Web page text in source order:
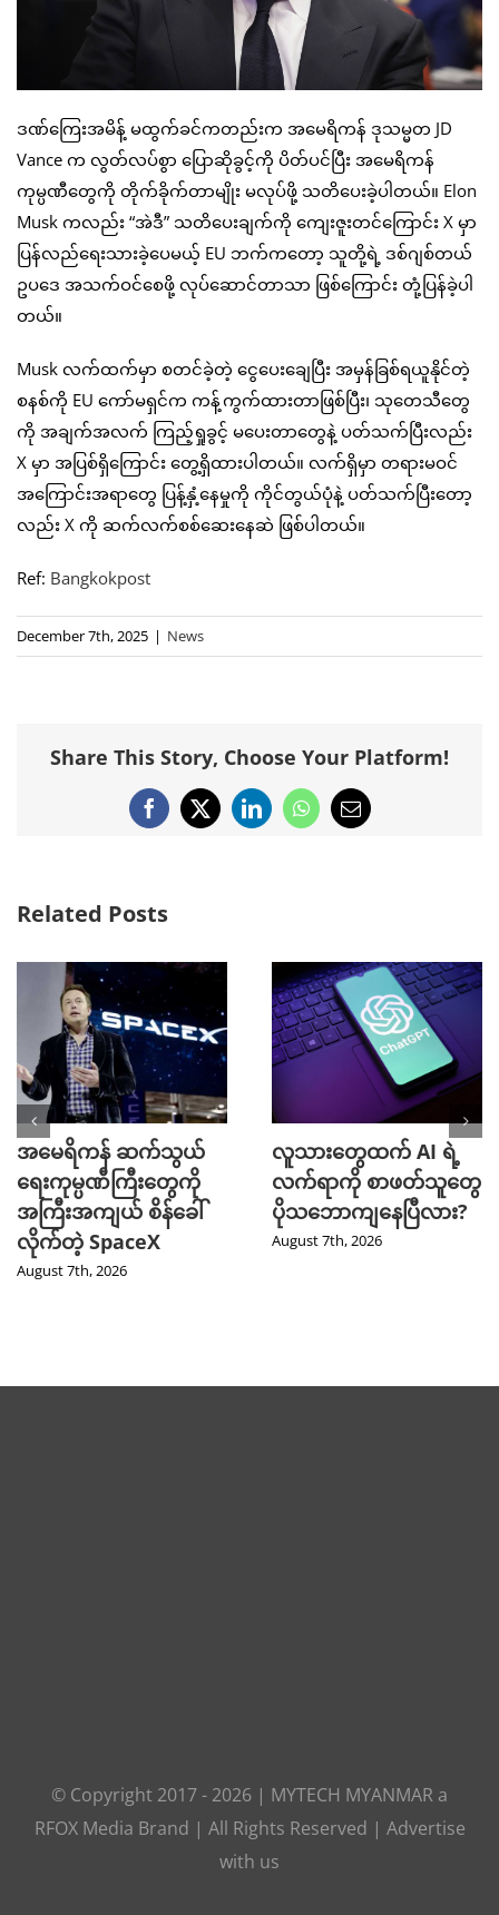
ဒဏ်ကြေးအမိန့် မထွက်ခင်ကတည်းက အမေရိကန် ဒုသမ္မတ JD
Vance က လွတ်လပ်စွာ ပြောဆိုခွင့်ကို ပိတ်ပင်ပြီး အမေရိကန်
ကုမ္ပဏီတွေကို တိုက်ခိုက်တာမျိုး မလုပ်ဖို့ သတိပေးခဲ့ပါတယ်။ Elon
Musk ကလည်း “အဲဒီ” သတိပေးချက်ကို ကျေးဇူးတင်ကြောင်း X မှာ
ပြန်လည်ရေးသားခဲ့ပေမယ့် EU ဘက်ကတော့ သူတို့ရဲ့ ဒစ်ဂျစ်တယ်
ဥပဒေ အသက်ဝင်စေဖို့ လုပ်ဆောင်တာသာ ဖြစ်ကြောင်း တုံ့ပြန်ခဲ့ပါ
တယ်။
Musk လက်ထက်မှာ စတင်ခဲ့တဲ့ ငွေပေးချေပြီး အမှန်ခြစ်ရယူနိုင်တဲ့
စနစ်ကို EU ကော်မရှင်က ကန့်ကွက်ထားတာဖြစ်ပြီး၊ သုတေသီတွေ
ကို အချက်အလက် ကြည့်ရှုခွင့် မပေးတာတွေနဲ့ ပတ်သက်ပြီးလည်း
X မှာ အပြစ်ရှိကြောင်း တွေ့ရှိထားပါတယ်။ လက်ရှိမှာ တရားမဝင်
အကြောင်းအရာတွေ ပြန့်နှံ့နေမှုကို ကိုင်တွယ်ပုံနဲ့ ပတ်သက်ပြီးတော့
လည်း X ကို ဆက်လက်စစ်ဆေးနေဆဲ ဖြစ်ပါတယ်။
Ref: Bangkokpost
December 7th, 2025 | News
Share This Story, Choose Your Platform!
Facebook
X LinkedInWhatsApp
Email
Related Posts
အမေရိကန် ဆက်သွယ်
ရေးကုမ္ပဏီကြီးတွေကို
အကြီးအကျယ် စိန်ခေါ်
လိုက်တဲ့ SpaceX
August 7th, 2026
လူသားတွေထက် AI ရဲ့
လက်ရာကို စာဖတ်သူတွေ
ပိုသဘောကျနေပြီလား?
August 7th, 2026
© Copyright 2017 - 2026 | MYTECH MYANMAR a
RFOX Media Brand | All Rights Reserved | Advertise
with us